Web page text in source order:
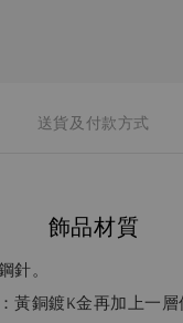
送貨及付款方式
飾品材質
針。
黃銅鍍K金再加上一層